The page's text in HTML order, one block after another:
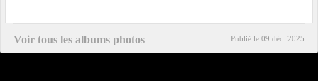
Voir tous les albums photos Publié le 09 déc. 2025